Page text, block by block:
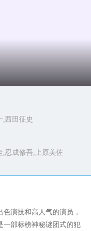
西田征史
,忍成修吾,上原美佐
演技和高人气的演员，
一部标榜神秘谜团式的犯